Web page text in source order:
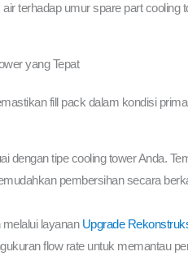
terhadap umur spare part cooling
yang Tepat
fill pack dalam kondisi
dengan tipe cooling tower Anda.
pembersihan secara
layanan Upgrade
flow rate untuk memantau